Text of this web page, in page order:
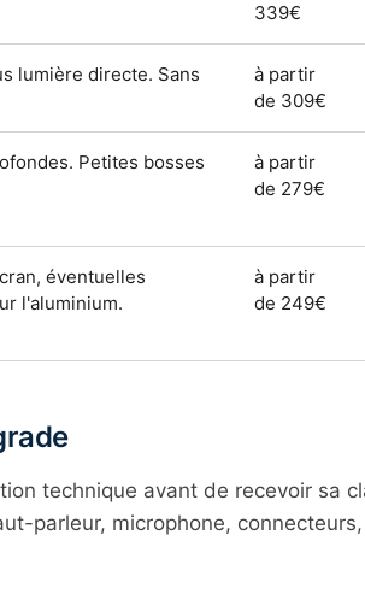
339€
lumière directe. Sans
à partir
de 309€
Petites bosses
à partir
de 279€
éventuelles
l'aluminium.
à partir
de 249€
technique avant de recevoir sa
parleur, microphone,